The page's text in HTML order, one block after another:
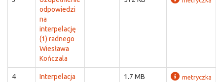
odpowiedzi
na
interpelację
(1) radnego
Wiesława
Kończala
4
Interpelacja
1.7 MB metryczka